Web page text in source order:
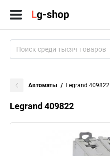
Автоматы Legrand 409822
Legrand 409822